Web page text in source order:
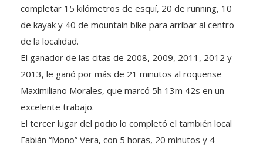
completar 15 kilómetros de esquí, 20 de running, 10
de kayak y 40 de mountain bike para arribar al centro
de la localidad.
El ganador de las citas de 2008, 2009, 2011, 2012 y
2013, le ganó por más de 21 minutos al roquense
Maximiliano Morales, que marcó 5h 13m 42s en un
excelente trabajo.
El tercer lugar del podio lo completó el también local
Fabián “Mono” Vera, con 5 horas, 20 minutos y 4